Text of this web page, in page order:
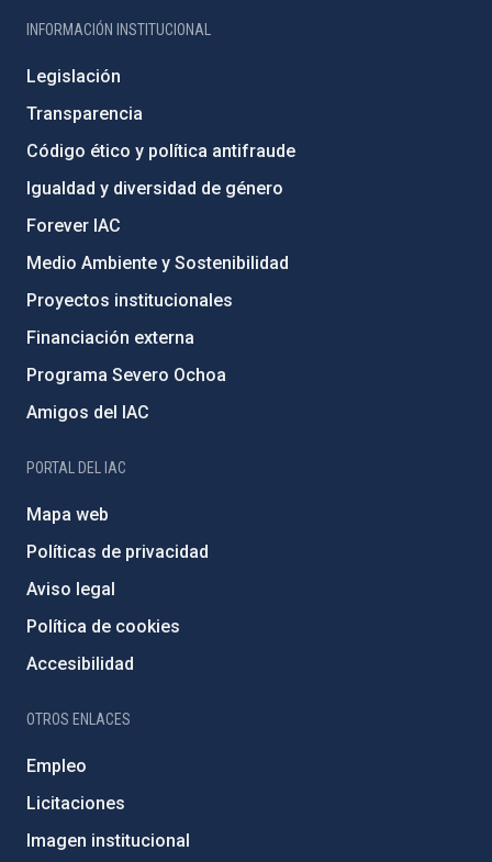
INFORMACIÓN INSTITUCIONAL
Legislación
Transparencia
Código ético y política antifraude
Igualdad y diversidad de género
Forever IAC
Medio Ambiente y Sostenibilidad
Proyectos institucionales
Financiación externa
Programa Severo Ochoa
Amigos del IAC
PORTAL DEL IAC
Mapa web
Políticas de privacidad
Aviso legal
Política de cookies
Accesibilidad
OTROS ENLACES
Empleo
Licitaciones
Imagen institucional